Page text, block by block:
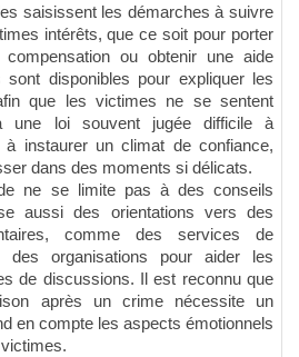
saisissent les démarches à suivre
intérêts, que ce soit pour porter
compensation ou obtenir une aide
sont disponibles pour expliquer les
que les victimes ne se sentent
une loi souvent jugée difficile à
à instaurer un climat de confiance,
dans des moments si délicats.
ne se limite pas à des conseils
aussi des orientations vers des
comme des services de
des organisations pour aider les
de discussions. Il est reconnu que
après un crime nécessite un
en compte les aspects émotionnels